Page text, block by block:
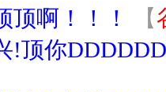
顶啊！！！ 【
!顶你